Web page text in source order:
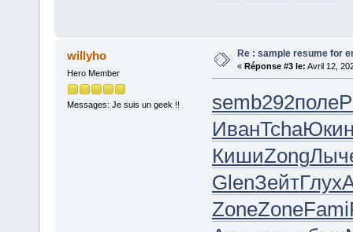
willyho
Hero Member
Messages: Je suis un geek !!
Re : sample resume for
« Réponse #3 le: Avril 12,
semb292поле
ИванTcha
КишиZong
GlenЗейтГлух
ZoneZoneFami